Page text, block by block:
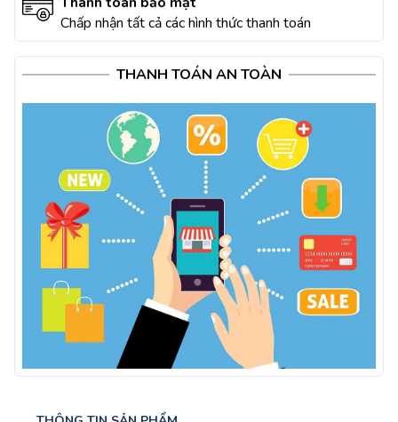
Chấp nhận tất cả các hình thức thanh toán
THANH TOÁN AN TOÀN